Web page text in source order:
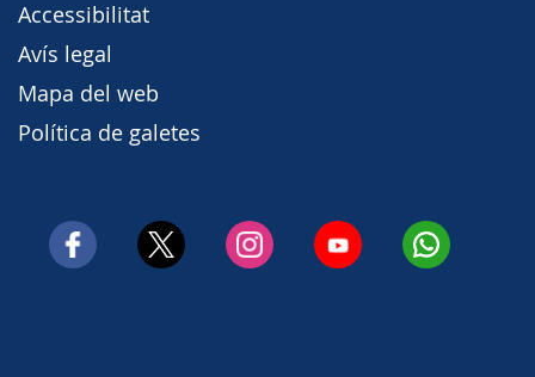
Accessibilitat
Avís legal
Mapa del web
Política de galetes